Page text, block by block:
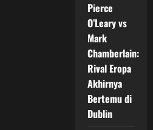
Pierce
O’Leary vs
Mark
Chamberlain:
Rival Eropa
Akhirnya
Bertemu di
Dublin